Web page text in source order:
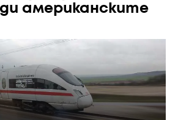
американските